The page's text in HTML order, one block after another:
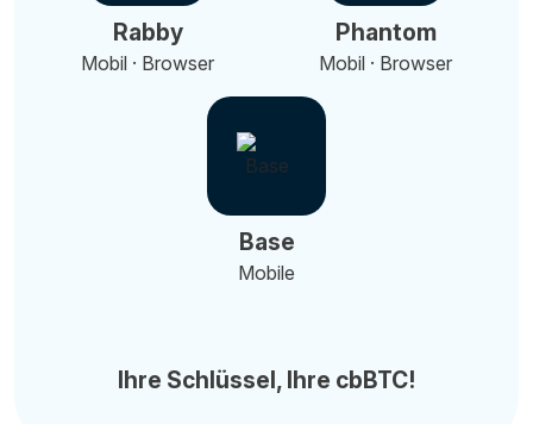
Rabby
Mobil · Browser
Phantom
Mobil · Browser
Base
Mobile
Ihre Schlüssel, Ihre cbBTC!